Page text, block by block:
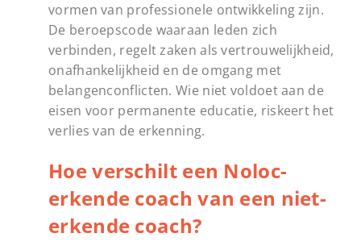
vormen van professionele ontwikkeling zijn.
De beroepscode waaraan leden zich
verbinden, regelt zaken als vertrouwelijkheid,
onafhankelijkheid en de omgang met
belangenconflicten. Wie niet voldoet aan de
eisen voor permanente educatie, riskeert het
verlies van de erkenning.
Hoe verschilt een Noloc-
erkende coach van een niet-
erkende coach?